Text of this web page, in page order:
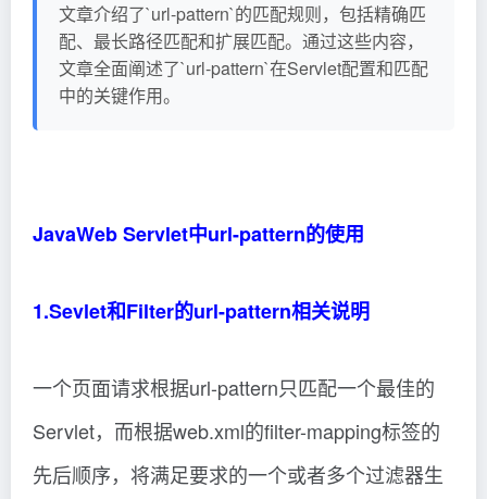
文章介绍了`url-pattern`的匹配规则，包括精确匹
配、最长路径匹配和扩展匹配。通过这些内容，
文章全面阐述了`url-pattern`在Servlet配置和匹配
中的关键作用。
JavaWeb Servlet中url-pattern的使用
1.Sevlet和Filter的url-pattern相关说明
一个页面请求根据url-pattern只匹配一个最佳的
Servlet，而根据web.xml的filter-mapping标签的
先后顺序，将满足要求的一个或者多个过滤器生